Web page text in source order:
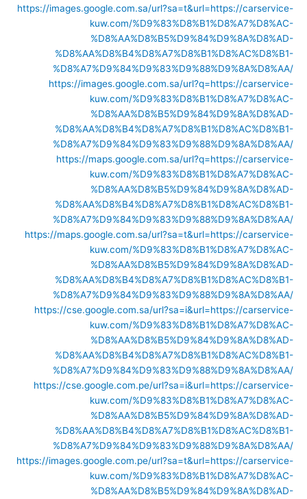
https://images.google.com.sa/url?sa=t&url=https://carservice-
kuw.com/%D9%83%D8%B1%D8%A7%D8%AC-
%D8%AA%D8%B5%D9%84%D9%8A%D8%AD-
%D8%AA%D8%B4%D8%A7%D8%B1%D8%AC%D8%B1-
%D8%A7%D9%84%D9%83%D9%88%D9%8A%D8%AA/
https://images.google.com.sa/url?q=https://carservice-
kuw.com/%D9%83%D8%B1%D8%A7%D8%AC-
%D8%AA%D8%B5%D9%84%D9%8A%D8%AD-
%D8%AA%D8%B4%D8%A7%D8%B1%D8%AC%D8%B1-
%D8%A7%D9%84%D9%83%D9%88%D9%8A%D8%AA/
https://maps.google.com.sa/url?q=https://carservice-
kuw.com/%D9%83%D8%B1%D8%A7%D8%AC-
%D8%AA%D8%B5%D9%84%D9%8A%D8%AD-
%D8%AA%D8%B4%D8%A7%D8%B1%D8%AC%D8%B1-
%D8%A7%D9%84%D9%83%D9%88%D9%8A%D8%AA/
https://maps.google.com.sa/url?sa=t&url=https://carservice-
kuw.com/%D9%83%D8%B1%D8%A7%D8%AC-
%D8%AA%D8%B5%D9%84%D9%8A%D8%AD-
%D8%AA%D8%B4%D8%A7%D8%B1%D8%AC%D8%B1-
%D8%A7%D9%84%D9%83%D9%88%D9%8A%D8%AA/
https://cse.google.com.sa/url?sa=i&url=https://carservice-
kuw.com/%D9%83%D8%B1%D8%A7%D8%AC-
%D8%AA%D8%B5%D9%84%D9%8A%D8%AD-
%D8%AA%D8%B4%D8%A7%D8%B1%D8%AC%D8%B1-
%D8%A7%D9%84%D9%83%D9%88%D9%8A%D8%AA/
https://cse.google.com.pe/url?sa=i&url=https://carservice-
kuw.com/%D9%83%D8%B1%D8%A7%D8%AC-
%D8%AA%D8%B5%D9%84%D9%8A%D8%AD-
%D8%AA%D8%B4%D8%A7%D8%B1%D8%AC%D8%B1-
%D8%A7%D9%84%D9%83%D9%88%D9%8A%D8%AA/
https://images.google.com.pe/url?sa=t&url=https://carservice-
kuw.com/%D9%83%D8%B1%D8%A7%D8%AC-
%D8%AA%D8%B5%D9%84%D9%8A%D8%AD-